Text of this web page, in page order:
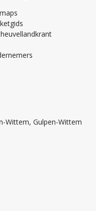
Wittem, Gulpen-Wittem